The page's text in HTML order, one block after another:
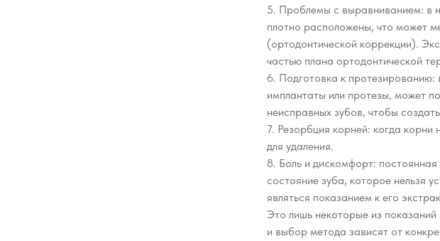
5. Проблемы с выравниванием: в
плотно расположены, что может
(ортодонтической коррекции).
частью плана ортодонтической
6. Подготовка к протезированию:
имплантаты или протезы, может
неисправных зубов, чтобы
7. Резорбция корней: когда
для удаления.
8. Боль и дискомфорт:
состояние зуба, которое нельзя
являться показанием к его
Это лишь некоторые из
и выбор метода зависят от